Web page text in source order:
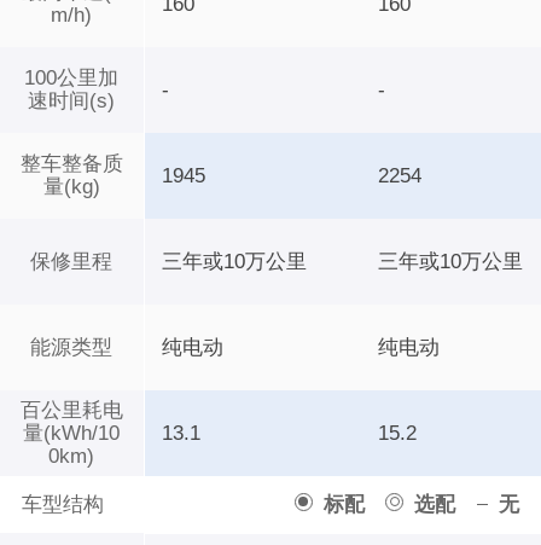
m/h)
100公里加
速时间(s)
整车整备质
量(kg)
保修里程
能源类型
百公里耗电
量(kWh/10
0km)
车型结构 标配 选配 无
- -
1945 2254
三年或10万公里 三年或10万公里
纯电动 纯电动
13.1 15.2